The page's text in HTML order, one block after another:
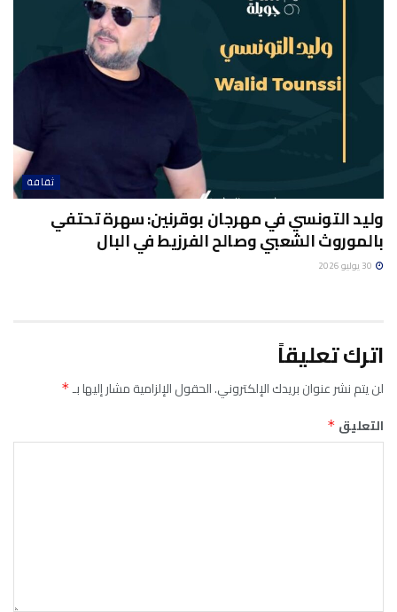
ثقافة
وليد التونسي في مهرجان بوقرنين: سهرة تحتفي
بالموروث الشعبي وصالح الفرزيط في البال
اترك تعليقاً
لن يتم نشر عنوان بريدك الإلكتروني.الحقول الإلزامية مشار إليها بـ*
التعليق *